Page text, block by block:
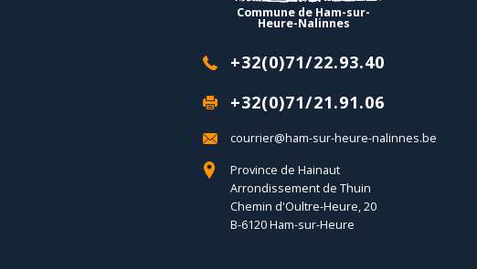
Commune de Ham-sur-
Heure-Nalinnes
+32(0)71/22.93.40
+32(0)71/21.91.06
courrier@ham-sur-heure-nalinnes.be
Province de Hainaut
Arrondissement de Thuin
Chemin d'Oultre-Heure, 20
B-6120 Ham-sur-Heure